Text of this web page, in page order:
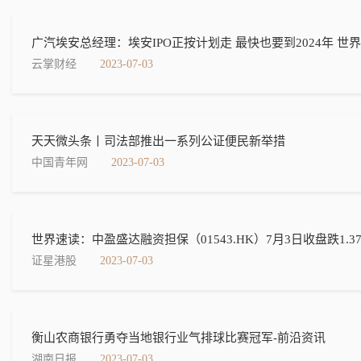
广汽埃安总经理：埃安IPO正按计划走 最快也要到2024年 世
云掌财经 2023-07-03
天天微头条丨司法部推出一系列公证便民新举措
中国青年网 2023-07-03
世界速读：中盈盛达融资担保（01543.HK）7月3日收盘跌
证星港股 2023-07-03
衡山农商银行勇夺当地银行业气排球比赛冠军-前沿资讯